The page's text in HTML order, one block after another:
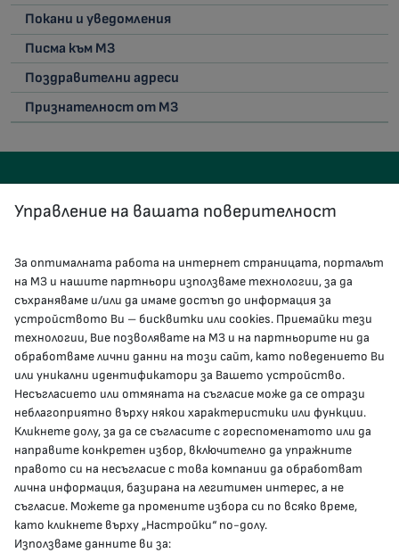
Покани и уведомления
Писма към МЗ
Поздравителни адреси
Признателност от МЗ
КОНТАКТИ
гр.София, 1000, пл. „Света Неделя“ №5
delovodstvo@mh.government.bg
presscenter@mh.government.bg
МЗ В СОЦИАЛНИТЕ МРЕЖИ
Facebook страница
Instragram профил
Управление на вашата поверителност
За оптималната работа на интернет страницата, порталът
на МЗ и нашите партньори използваме технологии, за да
съхраняваме и/или да имаме достъп до информация за
устройството Ви – бисквитки или cookies. Приемайки тези
технологии, Вие позволявате на МЗ и на партньорите ни да
обработваме лични данни на този сайт, като поведението Ви
или уникални идентификатори за Вашето устройство.
Несъгласието или отмяната на съгласие може да се отрази
неблагоприятно върху някои характеристики или функции.
Кликнете долу, за да се съгласите с гореспоменатото или да
направите конкретен избор, включително да упражните
правото си на несъгласие с това компании да обработват
лична информация, базирана на легитимен интерес, а не
съгласие. Можете да промените избора си по всяко време,
като кликнете върху „Настройки“ по-долу.
Използваме данните ви за: